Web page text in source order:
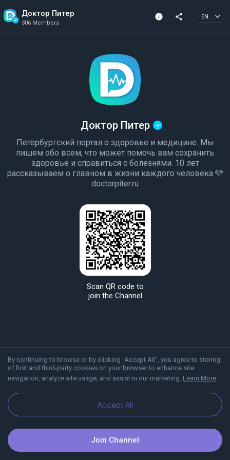
Доктор Питер
306 Members
info
306 Members
share EN
By continuing to browse or by clicking "Accept All", you agree to storing
of first and third-party cookies on your browser to enhance site
navigation, analyze site usage, and assist in our marketing. Learn More
Accept All
Доктор Питер
Петербургский портал о здоровье и медицине. Мы
пишем обо всем, что может помочь вам сохранить
здоровье и справиться с болезнями. 10 лет
рассказываем о главном в жизни каждого человека 🩵
doctorpiter.ru
Scan QR code to
join the Channel
About Viber Blog
Join Channel